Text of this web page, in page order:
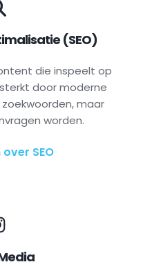
(SEO)
die inspeelt op
door moderne
maar
worden.
SEO